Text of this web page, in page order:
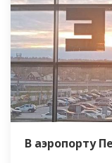
В аэропорту